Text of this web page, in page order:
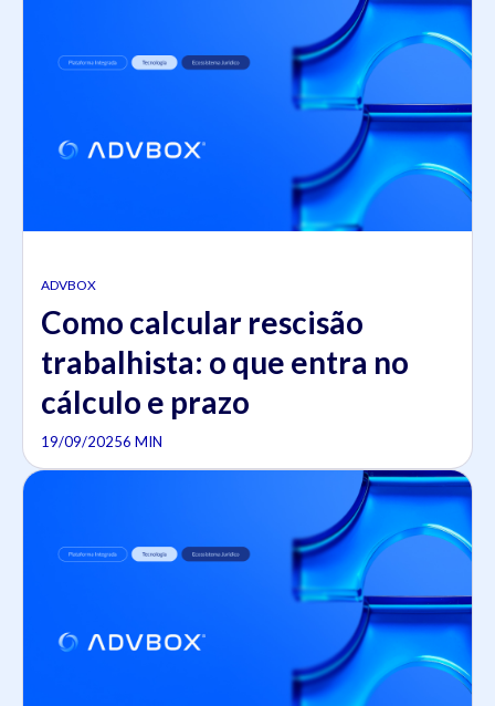
ADVBOX
Como calcular rescisão
trabalhista: o que entra no
cálculo e prazo
19/09/20256 MIN